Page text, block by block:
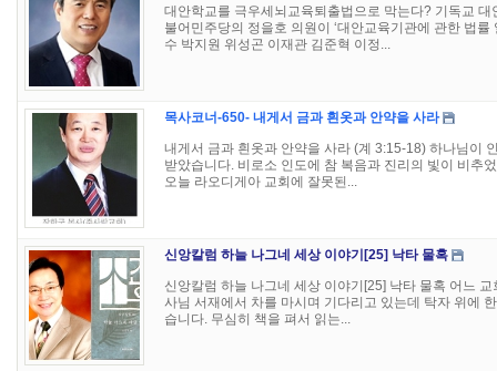
대안학교를 극우세뇌교육퇴출법으로 막는다? 기독교
불어민주당의 정을호 의원이 ‘대안교육기관에 관한 법
수 박지원 위성곤 이재관 김준혁 이정...
목사코너-650- 내게서 금과 흰옷과 안약을 사라
내게서 금과 흰옷과 안약을 사라 (계 3:15-18) 하나님이
받았습니다. 비로소 인도에 참 복음과 진리의 빛이 비추
오늘 라오디게아 교회에 잘못된...
신앙칼럼 하늘 나그네 세상 이야기[25] 낙타 물혹
신앙칼럼 하늘 나그네 세상 이야기[25] 낙타 물혹 어느
사님 서재에서 차를 마시며 기다리고 있는데 탁자 위에
습니다. 무심히 책을 펴서 읽는...